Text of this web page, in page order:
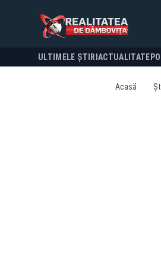
ULTIMELE ȘTIRI ACTUALITATE
Acasă